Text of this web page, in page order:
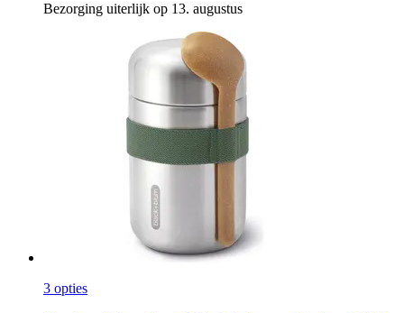
Bezorging uiterlijk op 13. augustus
3 opties